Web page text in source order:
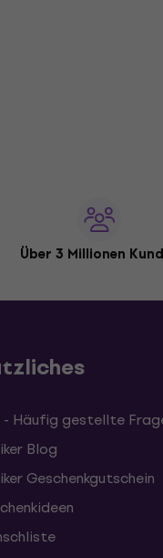
Über 3 Millionen
- Häufig gestellte
Blog
Geschenkgutschein